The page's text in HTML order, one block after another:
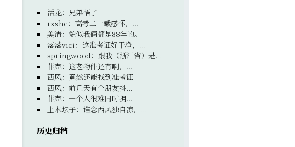
活龙： 兄弟悟了
rxshc： 高考二十载感怀，...
美清： 貌似我俩都是88年的。
落落vici ： 这准考证好干净，...
springwood ： 跟我（浙江省）是...
菲克： 这老物件还有啊，...
西风： 竟然还能找到准考证
西风： 前几天有个朋友抖...
菲克： 一个人很难同时拥...
土木坛子： 谁念西风独自凉，...
历史归档